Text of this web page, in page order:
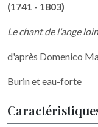
(1741 - 1803)
Le chant de l'ange
d'après Domenico
Burin et eau-forte